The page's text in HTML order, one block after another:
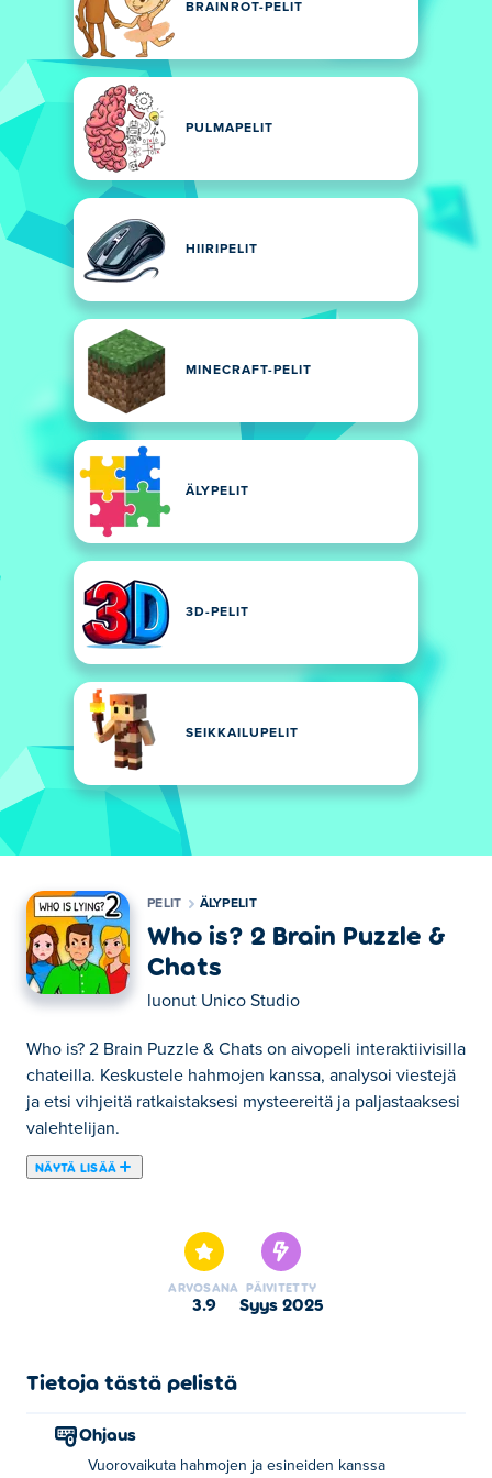
BRAINROT-PELIT
PULMAPELIT
HIIRIPELIT
MINECRAFT-PELIT
ÄLYPELIT
3D-PELIT
SEIKKAILUPELIT
PELIT ÄLYPELIT
Who is? 2 Brain Puzzle &
Chats
luonut Unico Studio
Who is? 2 Brain Puzzle & Chats on aivopeli interaktiivisilla
chateilla. Keskustele hahmojen kanssa, analysoi viestejä
ja etsi vihjeitä ratkaistaksesi mysteereitä ja paljastaaksesi
valehtelijan.
NÄYTÄ LISÄÄ
hahmojen kanssa. Jatkona hauskalle arvoituspelille Who
is? , tällä kertaa kuka on? 2 tarjoaa yli sata haastavaa
skenaariota. Menestyäksesi sinun on esitettävä oikeat
myös ajateltava alusta asti ratkaistaksesi kaikki
vihjeiden löytämiseksi ja pulmien ratkaisemiseksi? Se on
sinun pelisi!
ARVOSANA
3.9
PÄIVITETTY
syys 2025
Tietoja tästä pelistä
Ohjaus
Vuorovaikuta hahmojen ja esineiden kanssa